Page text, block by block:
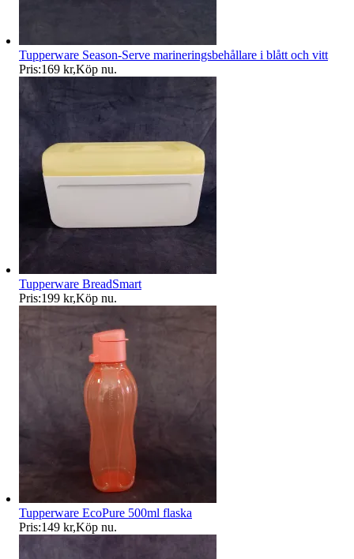
Tupperware Season-Serve marineringsbehållare i blått och vitt
Pris:169 kr,Köp nu.
Tupperware BreadSmart
Pris:199 kr,Köp nu.
Tupperware EcoPure 500ml flaska
Pris:149 kr,Köp nu.